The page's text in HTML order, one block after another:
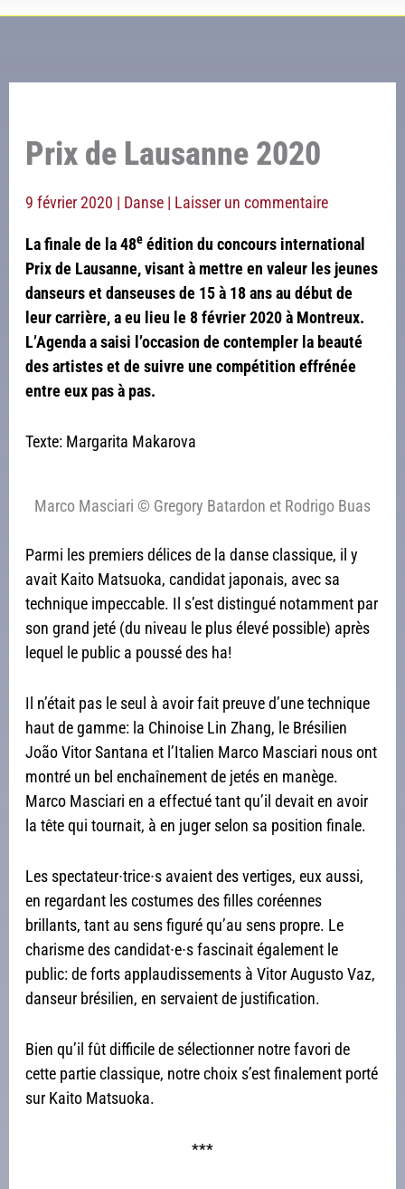
Prix de Lausanne 2020
9 février 2020 | Danse | Laisser un commentaire
La finale de la 48e édition du concours international
Prix de Lausanne, visant à mettre en valeur les jeunes
danseurs et danseuses de 15 à 18 ans au début de
leur carrière, a eu lieu le 8 février 2020 à Montreux.
L’Agenda a saisi l’occasion de contempler la beauté
des artistes et de suivre une compétition effrénée
entre eux pas à pas.
Texte: Margarita Makarova
Marco Masciari © Gregory Batardon et Rodrigo Buas
Parmi les premiers délices de la danse classique, il y
avait Kaito Matsuoka, candidat japonais, avec sa
technique impeccable. Il s’est distingué notamment par
son grand jeté (du niveau le plus élevé possible) après
lequel le public a poussé des ha!
Il n’était pas le seul à avoir fait preuve d’une technique
haut de gamme: la Chinoise Lin Zhang, le Brésilien
João Vitor Santana et l’Italien Marco Masciari nous ont
montré un bel enchaînement de jetés en manège.
Marco Masciari en a effectué tant qu’il devait en avoir
la tête qui tournait, à en juger selon sa position finale.
Les spectateur∙trice∙s avaient des vertiges, eux aussi,
en regardant les costumes des filles coréennes
brillants, tant au sens figuré qu’au sens propre. Le
charisme des candidat∙e∙s fascinait également le
public: de forts applaudissements à Vitor Augusto Vaz,
danseur brésilien, en servaient de justification.
Bien qu’il fût difficile de sélectionner notre favori de
cette partie classique, notre choix s’est finalement porté
sur Kaito Matsuoka.
***